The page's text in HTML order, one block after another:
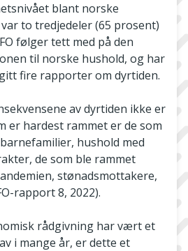
blant norske
to tredjedeler (65 prosent)
følger tett med på den
til norske hushold, og har
fire rapporter om dyrtiden.
av dyrtiden ikke er
er hardest rammet er de som
hushold med
de som ble rammet
stønadsmottakere,
rapport 8, 2022).
rådgivning har vært et
i mange år, er dette et